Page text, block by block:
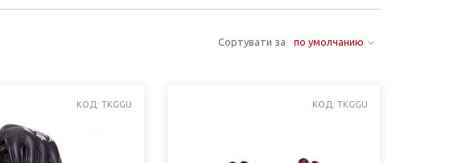
Сортувати за по умолчанию
КОД: TKGGU КОД: TKGGU